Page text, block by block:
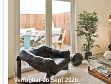
Verfügbar 06 Sept 2026